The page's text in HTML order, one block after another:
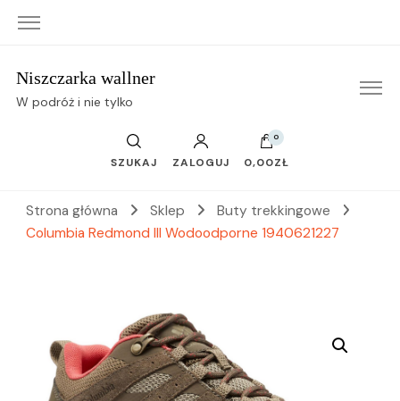
Niszczarka wallner
W podróż i nie tylko
SZUKAJ ZALOGUJ
0
0,00ZŁ
Strona główna Sklep
Buty trekkingowe
Columbia Redmond III Wodoodporne 1940621227